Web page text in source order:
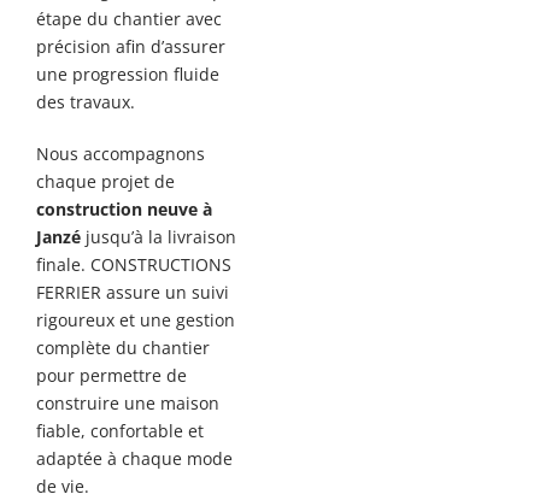
étape du chantier avec
précision afin d’assurer
une progression fluide
des travaux.
Nous accompagnons
chaque projet de
construction neuve à
Janzéjusqu’à la livraison
finale. CONSTRUCTIONS
FERRIER assure un suivi
rigoureux et une gestion
complète du chantier
pour permettre de
construire une maison
fiable, confortable et
adaptée à chaque mode
de vie.